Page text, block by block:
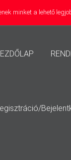
minket a lehető